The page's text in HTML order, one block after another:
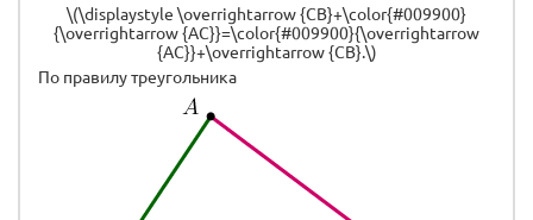
\(\displaystyle \overrightarrow {CB}+\color{#009900}
{\overrightarrow {AC}}=\color{#009900}{\overrightarrow
{AC}}+\overrightarrow {CB}.\)
По правилу треугольника